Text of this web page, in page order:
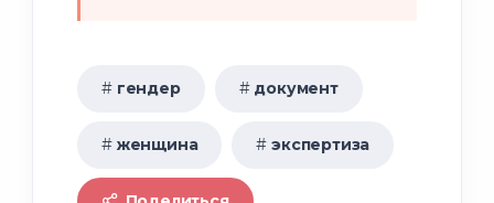
гендер документ
женщина экспертиза